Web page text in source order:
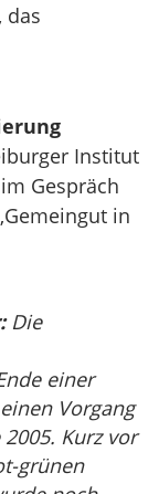
das
Institut
Gespräch
in
Die
einer
Vorgang
Kurz vor
grünen